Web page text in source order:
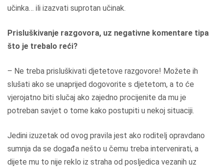
učinka… ili izazvati suprotan učinak.
Prisluškivanje razgovora, uz negativne komentare tipa
što je trebalo reći?
– Ne treba prisluškivati djetetove razgovore! Možete ih
slušati ako se unaprijed dogovorite s djetetom, a to će
vjerojatno biti slučaj ako zajedno procijenite da mu je
potreban savjet o tome kako postupiti u nekoj situaciji.
Jedini izuzetak od ovog pravila jest ako roditelj opravdano
sumnja da se događa nešto u čemu treba intervenirati, a
dijete mu to nije reklo iz straha od posljedica vezanih uz